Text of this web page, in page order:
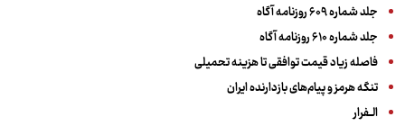
جلد شماره ۶۰۹ روزنامه آگاه
جلد شماره ۶۱۰ روزنامه آگاه
فاصله زیاد قیمت توافقی تا هزینه تحمیلی
تنگه هرمز و پیام‌های بازدارنده ایران
الــفرار